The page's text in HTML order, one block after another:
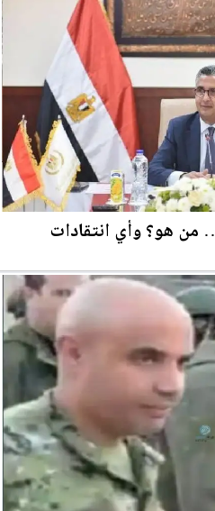
من هو؟ وأي انتقادات